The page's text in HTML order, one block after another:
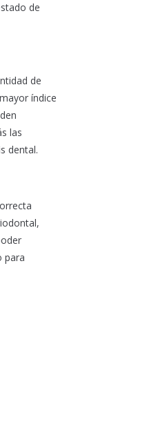
de
de
índice
las
dental.
para